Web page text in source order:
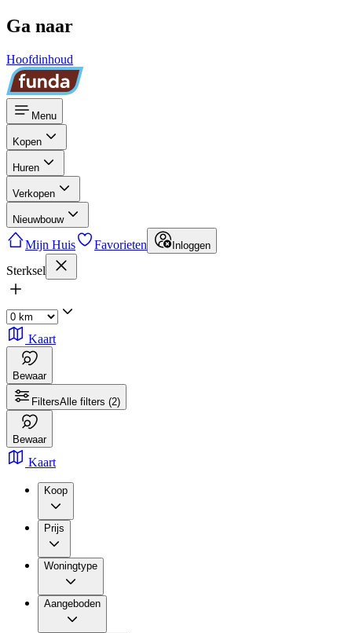
Ga naar
Hoofdinhoud
Menu
Kopen
Huren
Verkopen
Nieuwbouw
Mijn Huis Favorieten Inloggen
Sterksel
Kaart
Bewaar
FiltersAlle filters (2)
Bewaar
Kaart
Koop
Prijs
Woningtype
Aangeboden